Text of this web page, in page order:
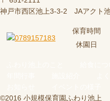
神戸市西区池上3-3-2 JAアクト
保育時間
休園日
©2016 小規模保育園ふわり池上